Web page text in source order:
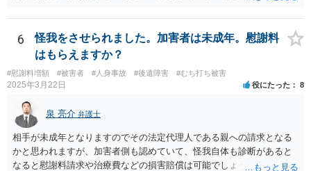
ので、弁護士を交代しても状況は変わらないでしょう。今の弁護士と
十分に打ち合わせをすることが重要だと思います。
6
怪我をさせられました。加害者は未成年。慰謝料
はもらえますか？
#慰謝料増額 #被害者 #人身事故 #後遺障害 #むち打ち被害
2025年3月22日 役にたった 8
泉 亮介 弁護士
相手が未成年となりますのでその法定代理人である親への請求となる
かと思われますが、加害者側も認めていて、怪我自体も診断があると
なると慰謝料請求や治療費などの損害賠償は可能でしょう。 整骨院へ